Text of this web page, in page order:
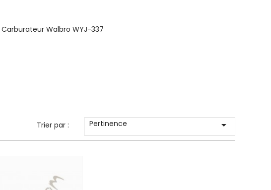
Carburateur Walbro WYJ-337
Trier par : Pertinence 